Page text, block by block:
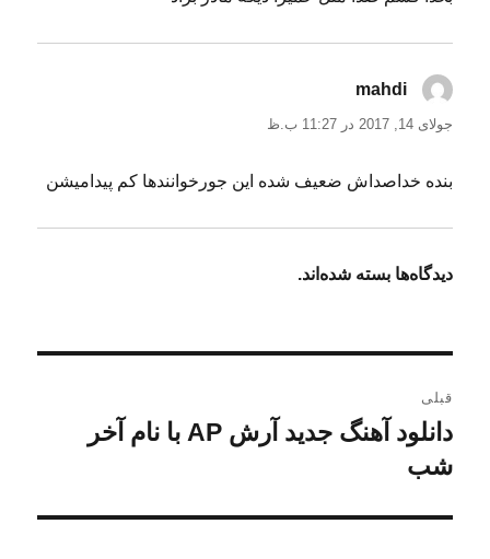
mahdi
جولای 14, 2017 در 11:27 ب.ظ
بنده خداصداش ضعیف شده این جورخوانندها کم پیدامیشن
دیدگاه‌ها بسته شده‌اند.
نوشته
قبلی
نوشته
قبلی:
دانلود آهنگ جدید آرش AP با نام آخر
شب